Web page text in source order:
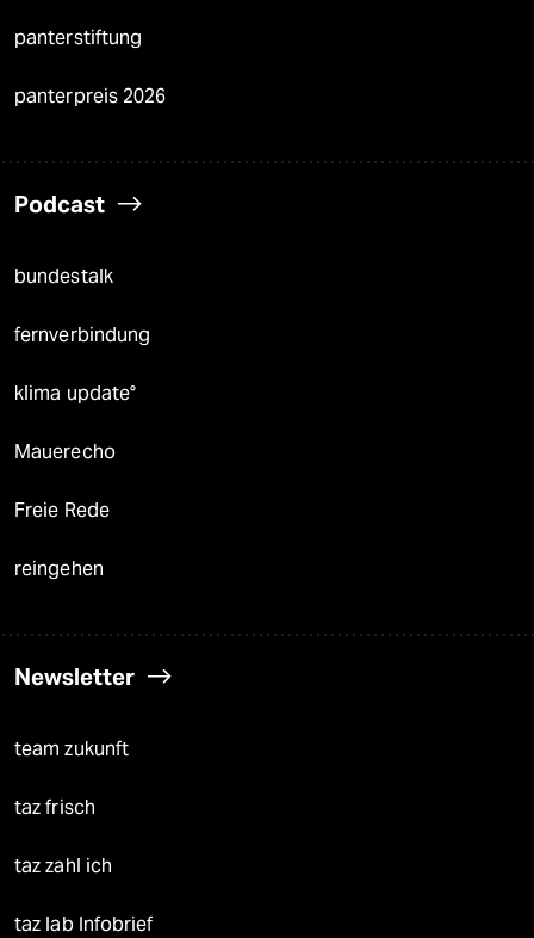
panterstiftung
panterpreis 2026
Podcast
bundestalk
fernverbindung
klima update°
Mauerecho
Freie Rede
reingehen
Newsletter
team zukunft
taz frisch
taz zahl ich
taz lab Infobrief